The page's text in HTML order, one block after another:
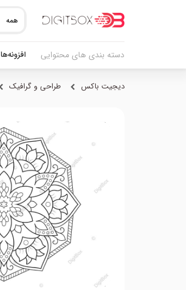
همه
دسته بندی های محتوایی افزونه‌ها
دیجیت باکس طراحی و گرافیک